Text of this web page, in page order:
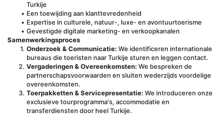
Turkije
Een toewijding aan klanttevredenheid
Expertise in culturele, natuur-, luxe- en avontuurtoerisme
Gevestigde digitale marketing- en verkoopkanalen
Samenwerkingsproces
Onderzoek & Communicatie: We identificeren internationale
bureaus die toeristen naar Turkije sturen en leggen contact.
Vergaderingen & Overeenkomsten: We bespreken de
partnerschapsvoorwaarden en sluiten wederzijds voordelige
overeenkomsten.
Toerpakketten & Servicepresentatie: We introduceren onze
exclusieve tourprogramma's, accommodatie en
transferdiensten door heel Turkije.